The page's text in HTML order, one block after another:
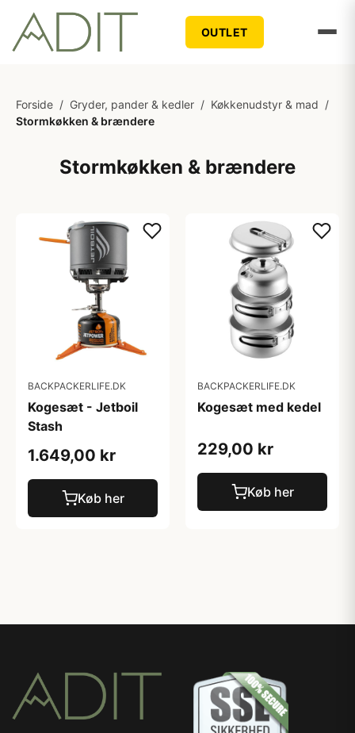
OUTLET
Forside / Gryder, pander & kedler / Køkkenudstyr & mad /
Stormkøkken & brændere
Stormkøkken & brændere
BACKPACKERLIFE.DK
Kogesæt - Jetboil
Stash
1.649,00 kr
Køb her
BACKPACKERLIFE.DK
Kogesæt med kedel
229,00 kr
Køb her